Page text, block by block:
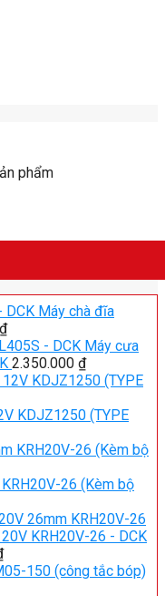
phẩm
Máy chà đĩa
₫
Máy cưa
2.350.000 ₫
KDJZ1250 (TYPE
26 (Kèm bộ
KRH20V-26 - DCK